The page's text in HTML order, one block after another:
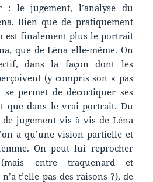
: le jugement, l’analyse du
Bien que de pratiquement
est finalement plus le portrait
que de Léna elle-même. On
dans la façon dont les
(y compris son « pas
permet de décortiquer ses
que dans le vrai portrait. Du
jugement vis à vis de Léna
a qu’une vision partielle et
On peut lui reprocher
entre traquenard et
t’elle pas des raisons ?), de